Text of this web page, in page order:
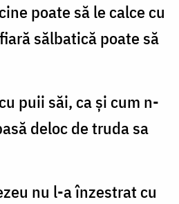
poate să le calce cu
sălbatică poate să
puii săi, ca şi cum n-
deloc de truda sa
nu l-a înzestrat cu